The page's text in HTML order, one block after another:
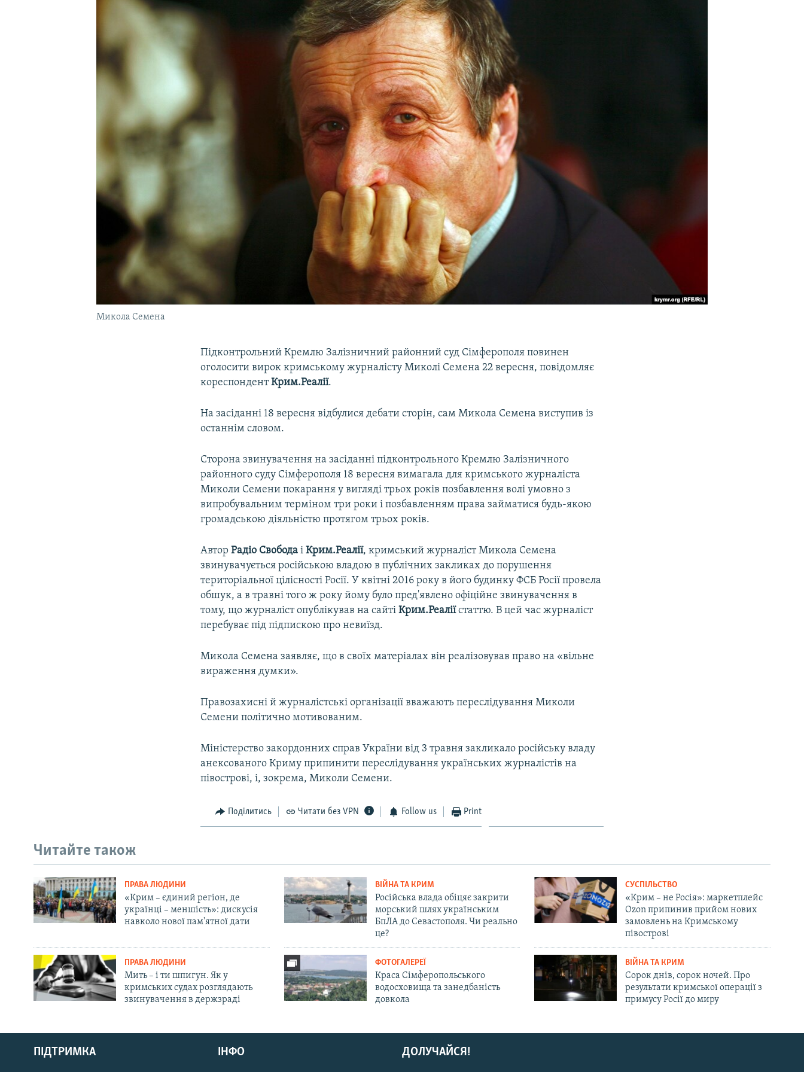
УКРАЇНСЬКА ПРОБЛЕМА КРИМУ
Русский
Qırımtatar
Микола Семена
Підконтрольний Кремлю Залізничний районний суд Сімферополя повинен
оголосити вирок кримському журналісту Миколі Семена 22 вересня, повідомляє
кореспондентКрим.Реалії.
На засіданні 18 вересня відбулися дебати сторін, сам Микола Семена виступив із
останнім словом.
Сторона звинувачення на засіданні підконтрольного Кремлю Залізничного
районного суду Сімферополя 18 вересня вимагала для кримського журналіста
Миколи Семени покарання у вигляді трьох років позбавлення волі умовно з
випробувальним терміном три роки і позбавленням права займатися будь-якою
громадською діяльністю протягом трьох років.
АвторРадіо Свобода іКрим.Реалії, кримський журналіст Микола Семена
звинувачується російською владою в публічних закликах до порушення
територіальної цілісності Росії. У квітні 2016 року в його будинку ФСБ Росії провела
обшук, а в травні того ж року йому було пред'явлено офіційне звинувачення в
тому, що журналіст опублікував на сайтіКрим.Реаліїстаттю. В цей час журналіст
перебуває під підпискою про невиїзд.
Микола Семена заявляє, що в своїх матеріалах він реалізовував право на «вільне
вираження думки».
Правозахисні й журналістські організації вважають переслідування Миколи
Семени політично мотивованим.
Міністерство закордонних справ України від 3 травня закликало російську владу
анексованого Криму припинити переслідування українських журналістів на
півострові, і, зокрема, Миколи Семени.
Поділитись Читати без VPN Follow us Print
Читайте також
ПРАВА ЛЮДИНИ
«Крим – єдиний регіон, де
українці – меншість»: дискусія
навколо нової пам'ятної дати
ВІЙНА ТА КРИМ
Російська влада обіцяє закрити
морський шлях українським
БпЛА до Севастополя. Чи реально
це?
СУСПІЛЬСТВО
«Крим – не Росія»: маркетплейс
Ozon припинив прийом нових
замовлень на Кримському
півострові
ПРАВА ЛЮДИНИ
Мить – і ти шпигун. Як у
кримських судах розглядають
звинувачення в держзраді
ФОТОГАЛЕРЕЇ
Краса Сімферопольського
водосховища та занедбаність
довкола
ВІЙНА ТА КРИМ
Сорок днів, сорок ночей. Про
результати кримської операції з
примусу Росії до миру
ДОЛУЧАЙСЯ!
ПІДТРИМКА ІНФО